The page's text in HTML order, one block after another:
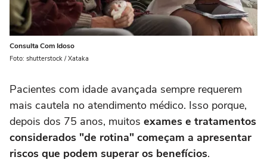
Consulta Com Idoso
Foto: shutterstock / Xataka
Pacientes com idade avançada sempre requerem
mais cautela no atendimento médico. Isso porque,
depois dos 75 anos, muitos exames e tratamentos
considerados "de rotina" começam a apresentar
riscos que podem superar os benefícios.